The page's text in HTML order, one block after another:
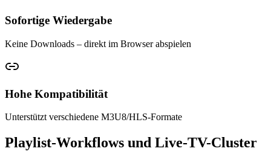
Sofortige Wiedergabe
Keine Downloads – direkt im Browser abspielen
Hohe Kompatibilität
Unterstützt verschiedene M3U8/HLS‑Formate
Playlist-Workflows und Live-TV-Cluster